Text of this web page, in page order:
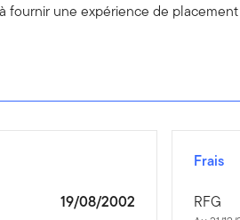
une expérience de
19/08/2002
Frais
RFG